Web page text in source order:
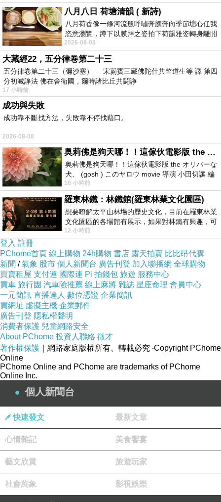
八月八日 荷塘清韻 ( 新詩)
八月荷香像一條河流般呼嘯奔騰奔向季節塘心任我
恣意瀏覽，蹲下以膜拜之姿拍下荷韻雅姿轉身離開
時我把美麗的遐想掛在亭亭葉柄上盼望
2026-08-08
大藏經22，五分律卷第二十三
五分律卷第二十三（彌沙塞） 宋罽賓三藏佛陀什共竺道生等 譯 第四
分初滅諍法 佛在舍衛國，爾時諸比丘共鬪諍
17 小時前
成功與失敗
成功靠不斷找方法，失敗靠不停找藉口。
2026-08-08
奥莉佛是狗天哪！！這傢伙電影版 the オリバーな犬、 (gosh ) このヤロウ movie
奥莉佛是狗天哪！！這傢伙電影版 the オリバーな
犬、 (gosh ) このヤロウ movie 導演 小田切讓 編
劇: 小田切讓 主演: 小田切讓
10 小時前
羅東林鐵：林鐵館(羅東林業文化園區)
想要瞭解太平山林場的歷史文化，目前在羅東林業
文化園區的各場館有展示，如果對林鐵有興趣，可
以到林鐵館。 這裡展示從山下
12 小時前
登入 註冊
PChome首頁 線上購物 24h購物 書店 露天拍賣 比比昂代購
新聞 /氣象 股市 個人新聞台 廣告刊登 加入聯播網 全球購物
買賣租屋 支付連 國際連 Pi 拍錢包 旅遊 服務中心
買車 旅行團 汽車險推薦 線上麻將 雜誌 星座命理 會員中心
一元簡訊 直播達人 數位憑證 企業簡訊
買網址 虛擬主機 企業郵件
廣告刊登 隱私權聲明
消費者保護 兒童網路安全
About PChome 投資人聯絡 徵才
著作權保護 ｜網路家庭版權所有、轉載必究 ‧Copyright PChome
Online
PChome Online and PChome are trademarks of PChome
Online Inc.
個人新聞台
快速發文 最新文章
心情雜記 美食饗宴
藝文欣賞 旅遊玩家
社會萬象 影視娛樂